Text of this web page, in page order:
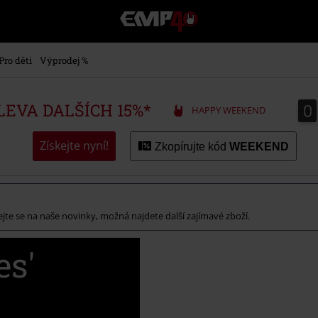
EMP
-
Hudba,
Merch
hráče,
Alternativní
děti Výprodej %
DALŠÍCH 15%* HAPPY WEEKEND 0
0
Získejte nyní! Zkopírujte kód WEEKEND
se na naše novinky, možná najdete další zajímavé zboží.